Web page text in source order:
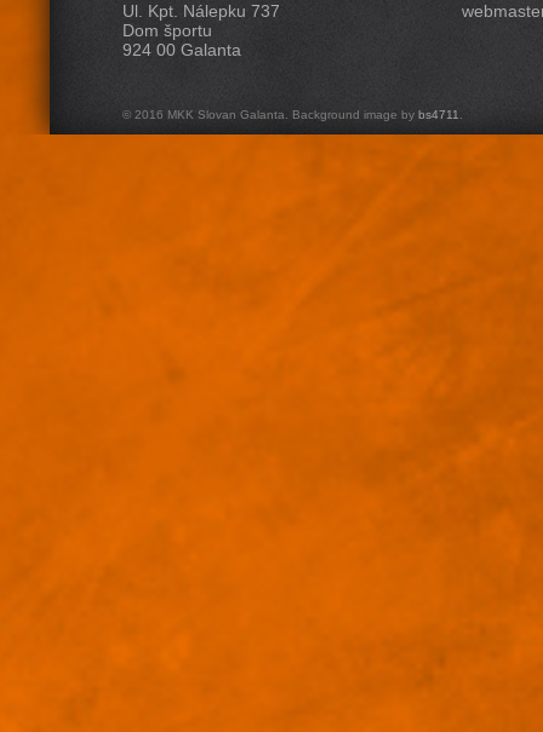
Ul. Kpt. Nálepku 737
Dom športu
924 00 Galanta
© 2016 MKK Slovan Galanta. Background image by bs4711